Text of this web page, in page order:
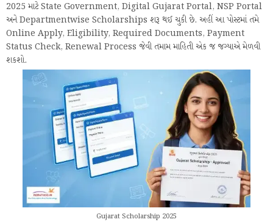
2025 માટે State Government, Digital Gujarat Portal, NSP Portal
અને Departmentwise Scholarships શરૂ થઈ ચુકી છે. અહીં આ પોસ્ટમાં તમે
Online Apply, Eligibility, Required Documents, Payment
Status Check, Renewal Process જેવી તમામ માહિતી એક જ જગ્યાએ મેળવી
શકશો.
Gujarat Scholarship 2025